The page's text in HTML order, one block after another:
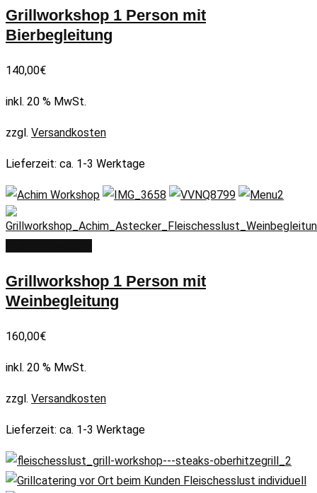
Grillworkshop 1 Person mit
Bierbegleitung
140,00€
inkl. 20 % MwSt.
zzgl. Versandkosten
Lieferzeit: ca. 1-3 Werktage
Grillworkshop 1 Person mit
Weinbegleitung
160,00€
inkl. 20 % MwSt.
zzgl. Versandkosten
Lieferzeit: ca. 1-3 Werktage